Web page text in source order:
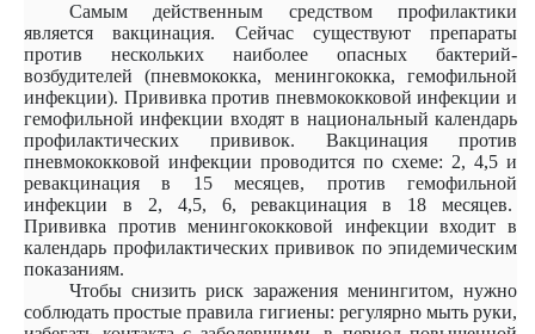
Самым действенным средством профилактики
является вакцинация. Сейчас существуют препараты
против нескольких наиболее опасных бактерий-
возбудителей (пневмококка, менингококка, гемофильной
инфекции). Прививка против пневмококковой инфекции и
гемофильной инфекции входят в национальный календарь
профилактических прививок. Вакцинация против
пневмококковой инфекции проводится по схеме: 2, 4,5 и
ревакцинация в 15 месяцев, против гемофильной
инфекции в 2, 4,5, 6, ревакцинация в 18 месяцев.
Прививка против менингококковой инфекции входит в
календарь профилактических прививок по эпидемическим
показаниям.
Чтобы снизить риск заражения менингитом, нужно
соблюдать простые правила гигиены: регулярно мыть руки,